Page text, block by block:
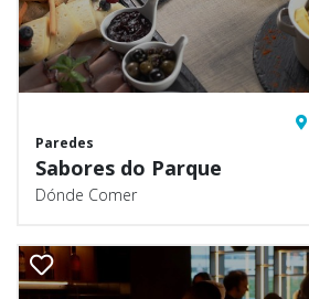
Paredes
Sabores do Parque
Dónde Comer